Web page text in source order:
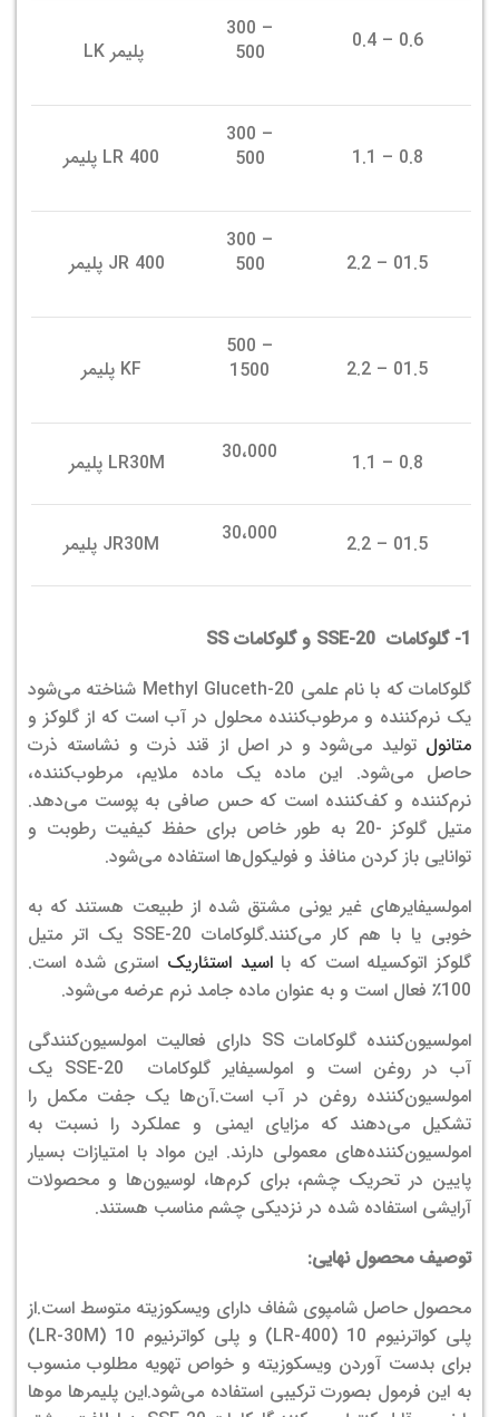
0.4 – 0.6
300 –
500
پلیمر LK
0.8 – 1.1
300 –
500
01.5 – 2.2
300 –
500
JR 400 پلیمر
01.5 – 2.2
500 –
1500
0.8 – 1.1 30،000 LR30M پلیمر
01.5 – 2.2 30،000
1- گلوکامات و گلوکاماتSS
گلوکامات که با نام علمی Methyl Gluceth-20 شناخته می‌شود
یک نرم‌کننده و مرطوب‌کننده محلول در آب است که از گلوکز و
متانول تولید می‌شود و در اصل از قند ذرت و نشاسته ذرت
حاصل می‌شود. این ماده یک ماده ملایم، مرطوب‌کننده،
نرم‌کننده و کف‌کننده است که حس صافی به پوست می‌دهد.
متیل گلوکز -20 به طور خاص برای حفظ کیفیت رطوبت و
توانایی باز کردن منافذ و فولیکول‌ها استفاده می‌شود.
امولسیفایرهای غیر یونی مشتق شده از طبیعت هستند که به
خوبی یا با هم کار می‌کنند.
گلوکامات SSE-20 یک اتر متیل
گلوکز اتوکسیله است که بااسید استئاریک استری شده است.
100٪ فعال است و به عنوان ماده جامد نرم عرضه می‌شود.
امولسیون‌کننده گلوکامات SS دارای فعالیت امولسیون‌کنندگی
آب در روغن است و امولسیفایر گلوکامات SSE-20 یک
امولسیون‌کننده روغن در آب است.آن‌ها یک جفت مکمل را
تشکیل می‌دهند که مزایای ایمنی و عملکرد را نسبت به
امولسیون‌کننده‌های معمولی دارند. این مواد با امتیازات بسیار
پایین در تحریک چشم، برای کرم‌ها، لوسیون‌ها و محصولات
آرایشی استفاده شده در نزدیکی چشم مناسب هستند.
توصیف محصول نهایی:
محصول حاصل شامپوی شفاف دارای ویسکوزیته متوسط است.از
پلی کواترنیوم 10 (LR-400) و پلی کواترنیوم 10 (LR-30M)
برای بدست آوردن ویسکوزیته و خواص تهویه مطلوب منسوب
به این فرمول بصورت ترکیبی استفاده می‌شود.این پلیمرها موها